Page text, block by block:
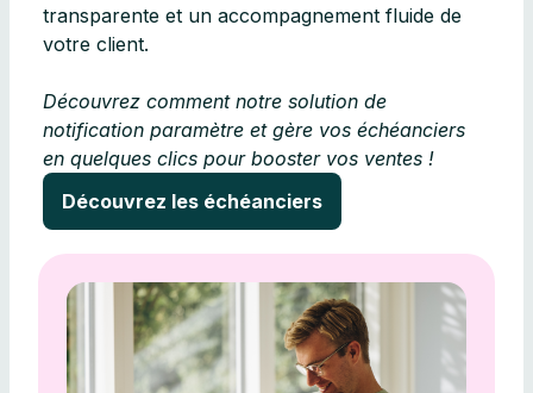
transparente et un accompagnement fluide de
votre client.
Découvrez comment notre solution de
notification paramètre et gère vos échéanciers
en quelques clics pour booster vos ventes !
Découvrez les échéanciers